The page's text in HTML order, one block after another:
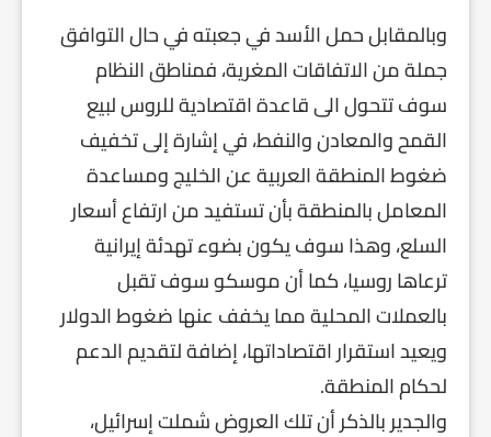
وبالمقابل حمل الأسد في جعبته في حال التوافق
جملة من الاتفاقات المغرية، فمناطق النظام
سوف تتحول الى قاعدة اقتصادية للروس لبيع
القمح والمعادن والنفط، في إشارة إلى تخفيف
ضغوط المنطقة العربية عن الخليج ومساعدة
المعامل بالمنطقة بأن تستفيد من ارتفاع أسعار
السلع، وهذا سوف يكون بضوء تهدئة إيرانية
ترعاها روسيا، كما أن موسكو سوف تقبل
بالعملات المحلية مما يخفف عنها ضغوط الدولار
ويعيد استقرار اقتصاداتها، إضافة لتقديم الدعم
لحكام المنطقة.
والجدير بالذكر أن تلك العروض شملت إسرائيل،